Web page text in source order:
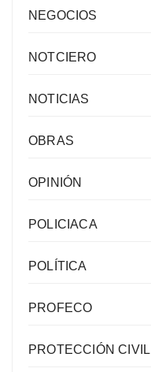
NEGOCIOS
NOTCIERO
NOTICIAS
OBRAS
OPINIÓN
POLICIACA
POLÍTICA
PROFECO
PROTECCIÓN CIVIL